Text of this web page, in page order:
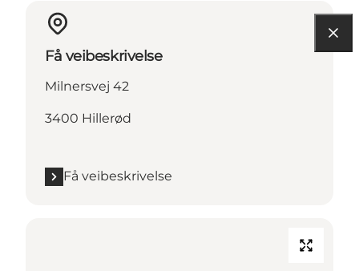
Få veibeskrivelse
Milnersvej 42
3400 Hillerød
Få veibeskrivelse